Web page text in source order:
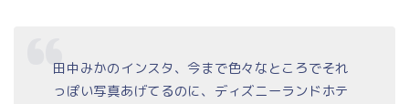
田中みかのインスタ、今まで色々なところでそれ
っぽい写真あげてるのに、ディズニーランドホテ